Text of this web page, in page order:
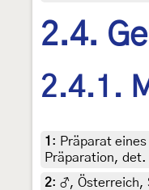
2.4.
2.4.1.
1 : Präparat
Präparation,
2: ♂, Österreich,